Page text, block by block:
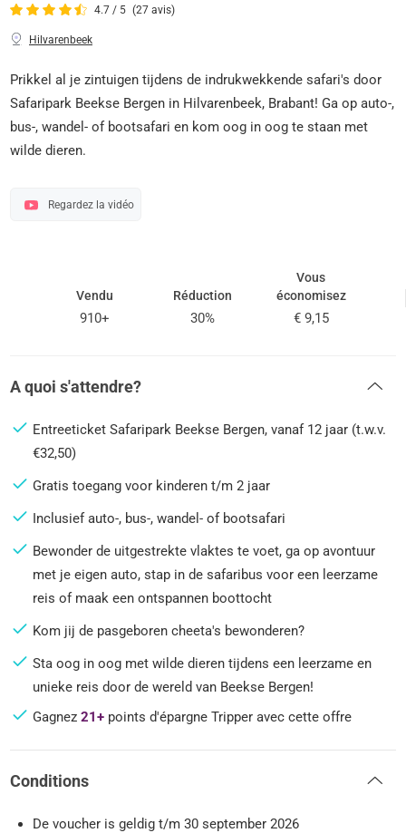
4.7 / 5 (27 avis)
Hilvarenbeek
Prikkel al je zintuigen tijdens de indrukwekkende safari's door
Safaripark Beekse Bergen in Hilvarenbeek, Brabant! Ga op auto-,
bus-, wandel- of bootsafari en kom oog in oog te staan met
wilde dieren.
Regardez la vidéo
Vendu
910+
Réduction
30%
Vous
économisez
€ 9,15
A quoi s'attendre?
Entreeticket Safaripark Beekse Bergen, vanaf 12 jaar (t.w.v.
€32,50)
Gratis toegang voor kinderen t/m 2 jaar
Inclusief auto-, bus-, wandel- of bootsafari
Bewonder de uitgestrekte vlaktes te voet, ga op avontuur
met je eigen auto, stap in de safaribus voor een leerzame
reis of maak een ontspannen boottocht
Kom jij de pasgeboren cheeta's bewonderen?
Sta oog in oog met wilde dieren tijdens een leerzame en
unieke reis door de wereld van Beekse Bergen!
Gagnez21+ points d'épargne Tripper avec cette offre
Conditions
De voucher is geldig t/m 30 september 2026